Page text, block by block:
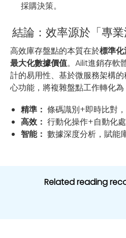
採購決策。
結論：效率源於「專業
高效庫存盤點的本質在於標準化
最大化數據價值。Ailit進銷存軟
計的易用性、基於微服務架構
心功能，將複雜盤點工作轉化為
精準： 條碼識別+即時比對
高效： 行動化操作+自動化
智能： 數據深度分析，賦能
Related reading